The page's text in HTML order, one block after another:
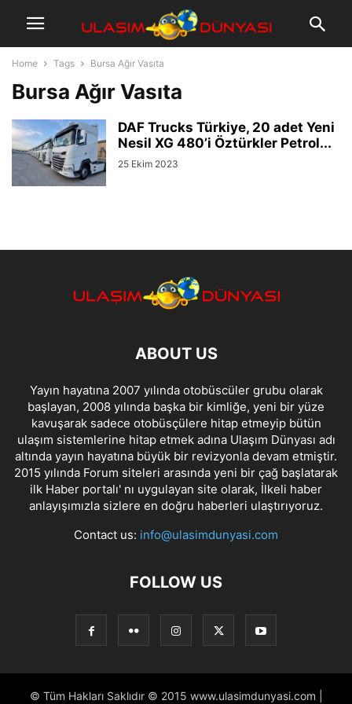
Home Tags Bursa Ağır Vasıta
Bursa Ağır Vasıta
DAF Trucks Türkiye, 20 adet Yeni
Nesil XG 480’i Öztürkler Petrol...
25 Ekim 2023
ABOUT US
Yayın hayatına 2007 yılında otobüscüler grubu olarak
başlayan, 2008 yılında başka bir kimliğe, yeni bir yüze
kavuşarak sadece otobüsçülere hitap etmeyip bütün
ulaşım sistemlerine hitap etmek adına Ulaşım Dünyası adı
altında yayın hayatına büyük bir revizyonla devam etmiştir.
2015 yılında Forum siteleri arasında yeni bir çağ başlatarak
ilk Haber portalı' nı uygulayan site olarak, İlkeli haber
anlayışımızla sizlere en doğru haberleri ulaştırıyoruz.
Contact us: info@ulasimdunyasi.com
FOLLOW US
© Tüm Hakları Saklıdır © 2015 www.ulasimdunyasi.com |